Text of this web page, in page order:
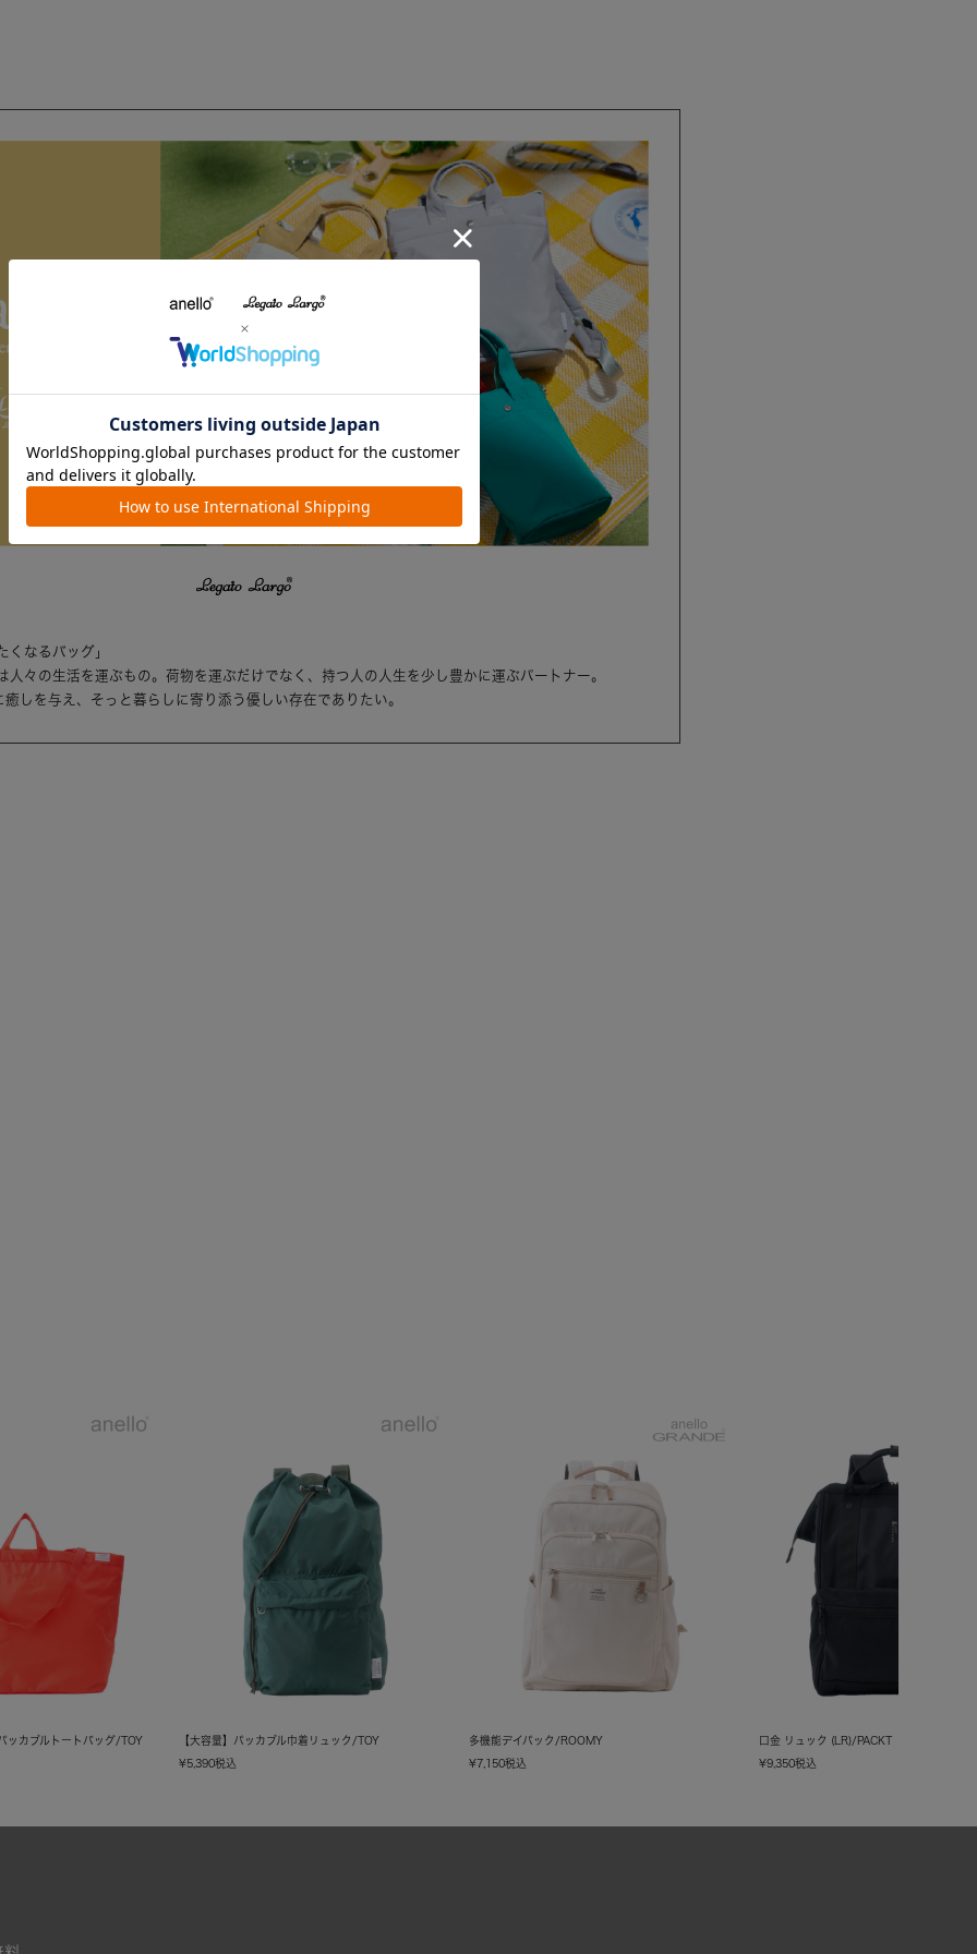
くなるバッグ」
人々の生活を運ぶもの。荷物を運ぶだけでなく、持つ人の人生を少し豊かに運ぶパートナー。
しを与え、そっと暮らしに寄り添う優しい存在でありたい。
ッカブルトートバッグ/TOY 【大容量】パッカブル巾着リュック/TOY
¥5,390税込
多機能デイパック/ROOMY
¥7,150税込
口金 リュック (LR)/PACKT
¥9,350税込